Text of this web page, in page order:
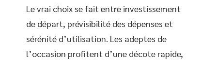
Le vrai choix se fait entre investissement
de départ, prévisibilité des dépenses et
sérénité d’utilisation. Les adeptes de
l’occasion profitent d’une décote rapide,